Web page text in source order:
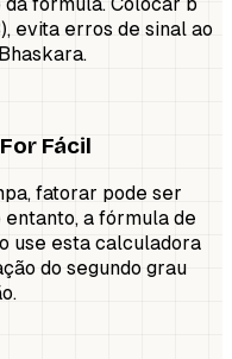
evita erros de sinal ao
Fácil
fatorar pode ser
a fórmula de
use esta calculadora
do segundo grau